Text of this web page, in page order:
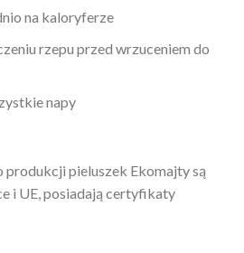
na kaloryferze
rzepu przed wrzuceniem do
napy
produkcji pieluszek Ekomajty są
i UE, posiadają certyfikaty